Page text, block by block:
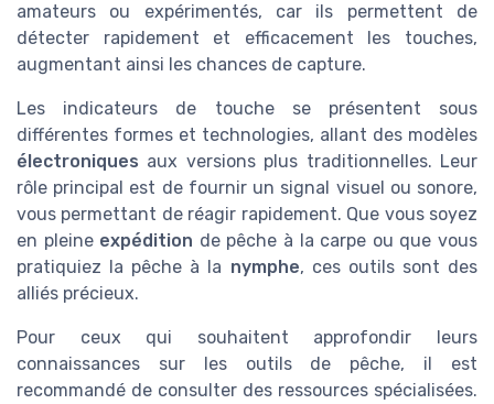
amateurs ou expérimentés, car ils permettent de
détecter rapidement et efficacement les touches,
augmentant ainsi les chances de capture.
Les indicateurs de touche se présentent sous
différentes formes et technologies, allant des modèles
électroniques aux versions plus traditionnelles. Leur
rôle principal est de fournir un signal visuel ou sonore,
vous permettant de réagir rapidement. Que vous soyez
en pleine expédition de pêche à la carpe ou que vous
pratiquiez la pêche à la nymphe, ces outils sont des
alliés précieux.
Pour ceux qui souhaitent approfondir leurs
connaissances sur les outils de pêche, il est
recommandé de consulter des ressources spécialisées.